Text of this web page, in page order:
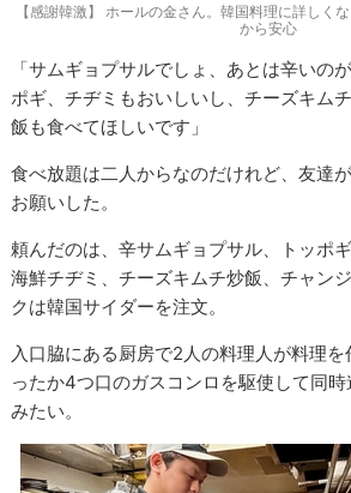
【感謝韓激】 ホールの金さん。韓国料理に詳しく
から安心
「サムギョプサルでしょ、あとは辛いの
ポギ、チヂミもおいしいし、チーズキム
飯も食べてほしいです」
食べ放題は二人からなのだけれど、友達
お願いした。
頼んだのは、辛サムギョプサル、トッポ
海鮮チヂミ、チーズキムチ炒飯、チャン
クは韓国サイダーを注文。
入口脇にある厨房で2人の料理人が料理
ったか4つ口のガスコンロを駆使して同
みたい。